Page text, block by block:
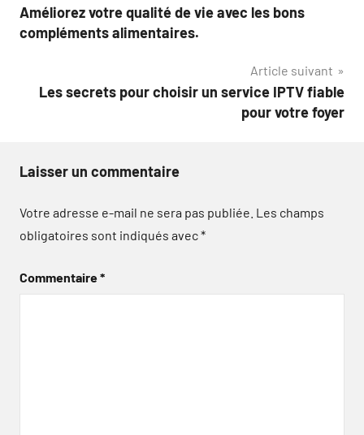
de
Améliorez votre qualité de vie avec les bons
compléments alimentaires.
Article suivant
Les secrets pour choisir un service IPTV fiable
pour votre foyer
Laisser un commentaire
Votre adresse e-mail ne sera pas publiée. Les champs
obligatoires sont indiqués avec*
Commentaire*